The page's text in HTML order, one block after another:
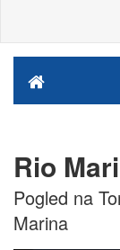
Rio
Pogled na
Marina